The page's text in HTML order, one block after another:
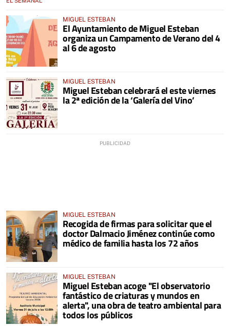
MIGUEL ESTEBAN
El Ayuntamiento de Miguel Esteban
organiza un Campamento de Verano del 4
al 6 de agosto
MIGUEL ESTEBAN
Miguel Esteban celebrará el este viernes
la 2ª edición de la ‘Galería del Vino’
MIGUEL ESTEBAN
Recogida de firmas para solicitar que el
doctor Dalmacio Jiménez continúe como
médico de familia hasta los 72 años
MIGUEL ESTEBAN
Miguel Esteban acoge "El observatorio
fantástico de criaturas y mundos en
alerta", una obra de teatro ambiental para
todos los públicos